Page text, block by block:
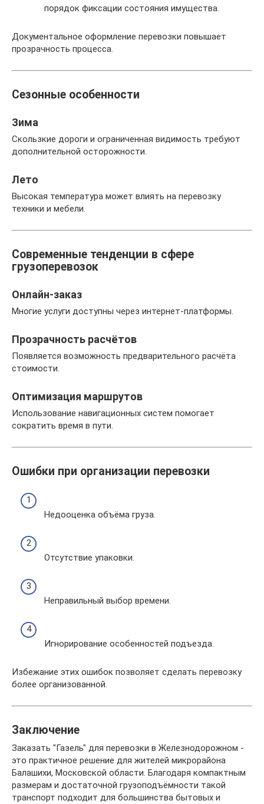
порядок фиксации состояния имущества.
Документальное оформление перевозки повышает
прозрачность процесса.
Сезонные особенности
Зима
Скользкие дороги и ограниченная видимость требуют
дополнительной осторожности.
Лето
Высокая температура может влиять на перевозку
техники и мебели.
Современные тенденции в сфере
грузоперевозок
Онлайн-заказ
Многие услуги доступны через интернет-платформы.
Прозрачность расчётов
Появляется возможность предварительного расчёта
стоимости.
Оптимизация маршрутов
Использование навигационных систем помогает
сократить время в пути.
Ошибки при организации перевозки
Недооценка объёма груза.
Отсутствие упаковки.
Неправильный выбор времени.
Игнорирование особенностей подъезда.
Избежание этих ошибок позволяет сделать перевозку
более организованной.
Заключение
Заказать "Газель" для перевозки в Железнодорожном -
это практичное решение для жителей микрорайона
Балашихи, Московской области. Благодаря компактным
размерам и достаточной грузоподъёмности такой
транспорт подходит для большинства бытовых и